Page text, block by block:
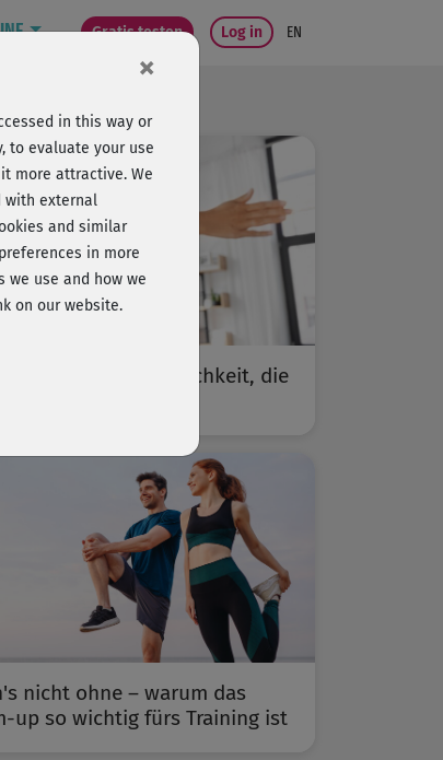
Gratis testen Log in EN
Move zählt: Beweglichkeit, die
nicht ohne – warum das
up so wichtig fürs Training ist
×
in this way or
to evaluate your use
more attractive. We
with external
and similar
in more
use and how we
on our website.